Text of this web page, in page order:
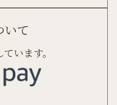
いて
います。